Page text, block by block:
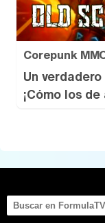
Corepunk
Un
¡Cómo los